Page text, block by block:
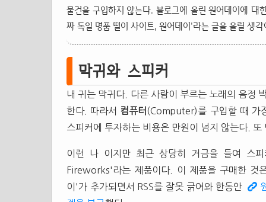
물건을 구입하지 않는다. 블로그에 올린 원어데이에
짜 독일 명품 떨이 사이트, 원어데이'라는 글을 올릴 생각
막귀와 스피커
내 귀는 막귀다. 다른 사람이 부르는 노래의 음정
한다. 따라서 컴퓨터 (Computer)를 구입할 때 가
스피커에 투자하는 비용은 만원이 넘지 않는다.
이런 나 이지만 최근 상당히 거금을 들여 스
Fireworks'라는 제품이다. 이 제품을 구매한 것
이'가 추가되면서 RSS를 잘못 긁어와 한동안